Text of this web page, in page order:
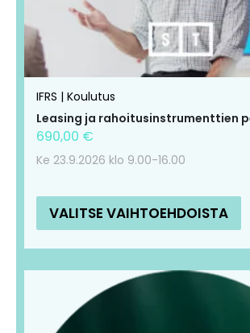
IFRS | Koulutus
Leasing ja rahoitusinstrumenttien
690,00 €
Ke 23.9.2026 klo 9.00-16.00
VALITSE VAIHTOEHDOISTA